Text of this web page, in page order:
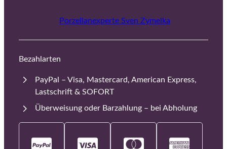
Porzellanexperte Sven Zymelka
Bezahlarten
PayPal – Visa, Mastercard, American Express,
Lastschrift & SOFORT
Überweisung oder Barzahlung – bei Abholung